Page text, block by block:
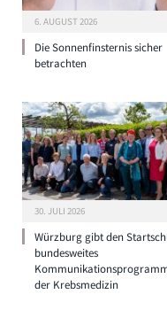
6. AUGUST 2026
Die Sonnenfinsternis sicher
betrachten
30. JULI 2026
Würzburg gibt den
bundesweites
der Krebsmedizin